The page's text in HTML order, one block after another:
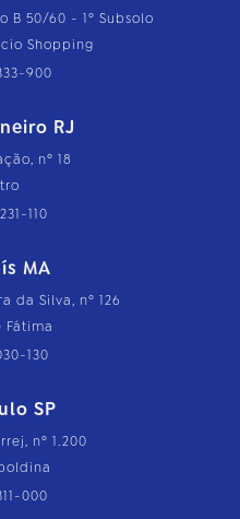
B 50/60 - 1º Subsolo
Shopping
900
RJ
nº 18
110
MA
da Silva, nº 126
Fátima
130
SP
nº 1.200
000